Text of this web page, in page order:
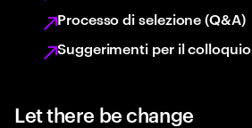
Processo di selezione (Q&A)
Suggerimenti per il colloquio
Let there be change